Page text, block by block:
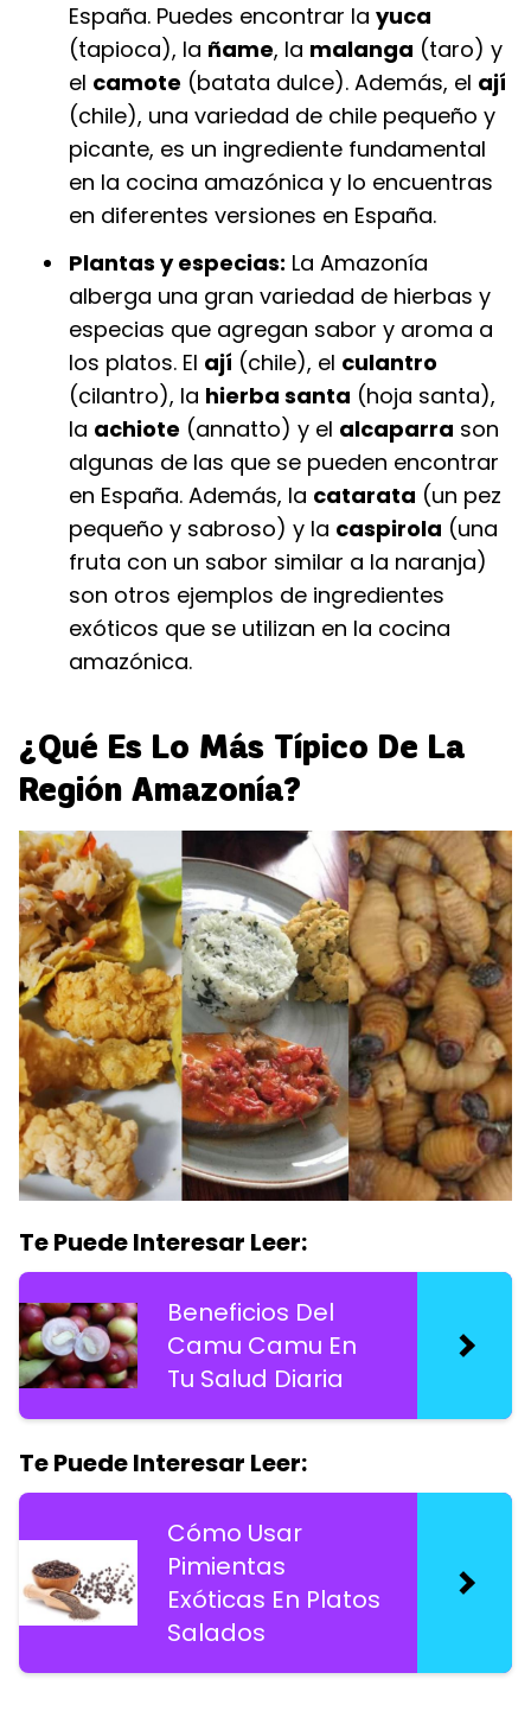
España. Puedes encontrar la yuca
(tapioca), la ñame, la malanga (taro) y
el camote (batata dulce). Además, el ají
(chile), una variedad de chile pequeño y
picante, es un ingrediente fundamental
en la cocina amazónica y lo encuentras
en diferentes versiones en España.
Plantas y especias: La Amazonía
alberga una gran variedad de hierbas y
especias que agregan sabor y aroma a
los platos. El ají (chile), el culantro
(cilantro), la hierba santa (hoja santa),
la achiote (annatto) y el alcaparra son
algunas de las que se pueden encontrar
en España. Además, la catarata (un pez
pequeño y sabroso) y la caspirola (una
fruta con un sabor similar a la naranja)
son otros ejemplos de ingredientes
exóticos que se utilizan en la cocina
amazónica.
¿Qué Es Lo Más Típico De La
Región Amazonía?
Te Puede Interesar Leer:
Beneficios Del
Camu Camu En
Tu Salud Diaria
Te Puede Interesar Leer:
Cómo Usar
Pimientas
Exóticas En Platos
Salados